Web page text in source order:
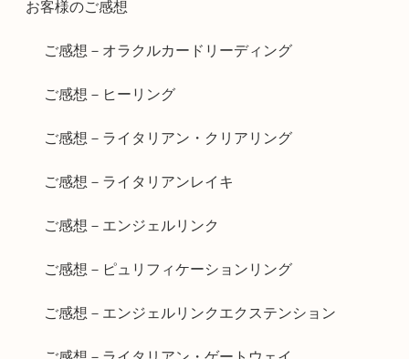
お客様のご感想
ご感想－オラクルカードリーディング
ご感想－ヒーリング
ご感想－ライタリアン・クリアリング
ご感想－ライタリアンレイキ
ご感想－エンジェルリンク
ご感想－ピュリフィケーションリング
ご感想－エンジェルリンクエクステンション